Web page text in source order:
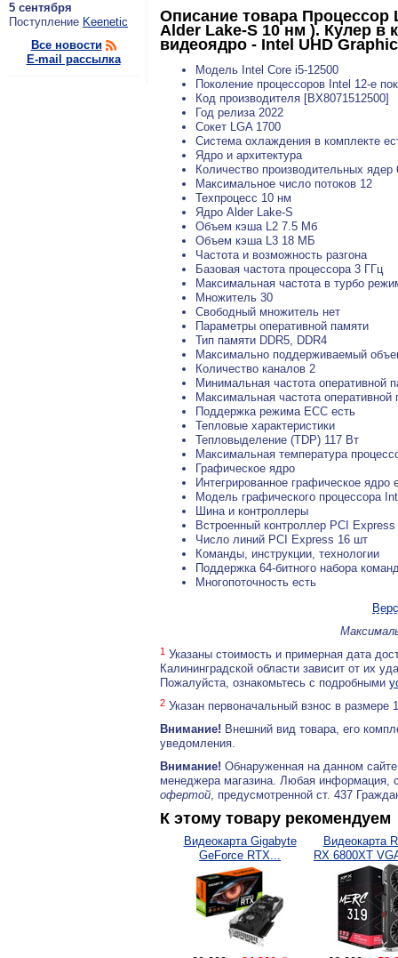
5 сентября
По­ступ­ле­ние Keenetic
Все новости
E-mail рассылка
Описание товара Процессор
Alder Lake-S 10 нм ). Кулер в
видеоядро - Intel UHD
Модель Intel Core i5-12500
Поколение процессоров Intel 12-е
Код производителя [BX8071512500]
Год релиза 2022
Сокет LGA 1700
Система охлаждения в комплекте
Ядро и архитектура
Количество производительных ядер
Максимальное число потоков 12
Техпроцесс 10 нм
Ядро Alder Lake-S
Объем кэша L2 7.5 Мб
Объем кэша L3 18 МБ
Частота и возможность разгона
Базовая частота процессора 3 ГГц
Максимальная частота в турбо
Множитель 30
Свободный множитель нет
Параметры оперативной памяти
Тип памяти DDR5, DDR4
Максимально поддерживаемый
Количество каналов 2
Минимальная частота оперативной
Максимальная частота
Поддержка режима ECC есть
Тепловые характеристики
Тепловыделение (TDP) 117 Вт
Максимальная температура
Графическое ядро
Интегрированное графическое ядро
Модель графического процессора
Шина и контроллеры
Встроенный контроллер PCI
Число линий PCI Express 16 шт
Команды, инструкции, технологии
Поддержка 64-битного набора
Многопоточность есть
1 Указаны стоимость и примерная дата
Калининградской области зависит от их
Пожалуйста, ознакомьтесь с подробными
2 Указан первоначальный взнос в
Внимание! Внешний вид товара, его
уведомления.
Внимание! Обнаруженная на данном
менеджера магазина. Любая информация,
офертой, предусмотренной ст. 437
К этому товару рекомендуем
Видеокарта Gigabyte
GeForce RTX...
Видеокарта
RX 6800XT